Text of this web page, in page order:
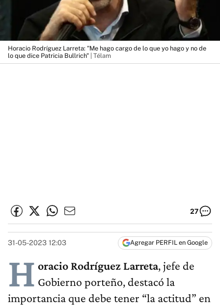
Horacio Rodríguez Larreta: "Me hago cargo de lo que yo hago y no de
lo que dice Patricia Bullrich" | Télam
27
31-05-2023 12:03 Agregar PERFIL en Google
H oracio Rodríguez Larreta, jefe de
Gobierno porteño, destacó la
importancia que debe tener “la actitud” en